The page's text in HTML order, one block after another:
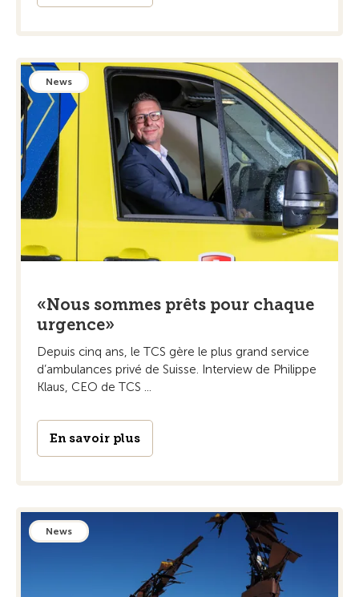
News
«Nous sommes prêts pour chaque
urgence»
Depuis cinq ans, le TCS gère le plus grand service
d’ambulances privé de Suisse. Interview de Philippe
Klaus, CEO de TCS ...
En savoir plus
News